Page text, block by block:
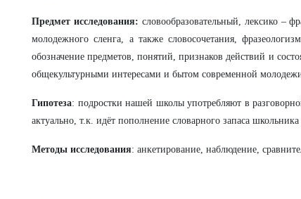
Предмет исследования: словообразовательный, лексико –
молодежного сленга, а также словосочетания,
обозначение предметов, понятий, признаков действий и
общекультурными интересами и бытом современной
Гипотеза: подростки нашей школы употребляют в
актуально, т.к. идёт пополнение словарного запаса
Методы исследования: анкетирование, наблюдение,